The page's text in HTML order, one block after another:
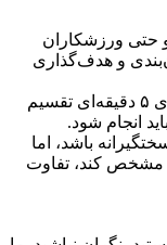
حتی ورزشکاران
و هدف‌گذاری
مثلاً ایلان ماسک زمان روزانه‌اش را به بازه‌های ۵ دقیقه‌ای تقسیم
انجام شود.
باشد، اما
مشخص کند، تفاوت